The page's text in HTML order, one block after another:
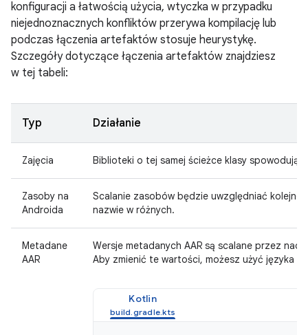
konfiguracji a łatwością użycia, wtyczka w przypadku
niejednoznacznych konfliktów przerywa kompilację lub
podczas łączenia artefaktów stosuje heurystykę.
Szczegóły dotyczące łączenia artefaktów znajdziesz
w tej tabeli:
Typ Działanie
Zajęcia Biblioteki o tej samej ścieżce klasy spowodują
Zasoby na
Androida
Scalanie zasobów będzie uwzględniać
nazwie w różnych.
Metadane
AAR
Wersje metadanych AAR są scalane przez
Aby zmienić te wartości, możesz użyć języka
Kotlin